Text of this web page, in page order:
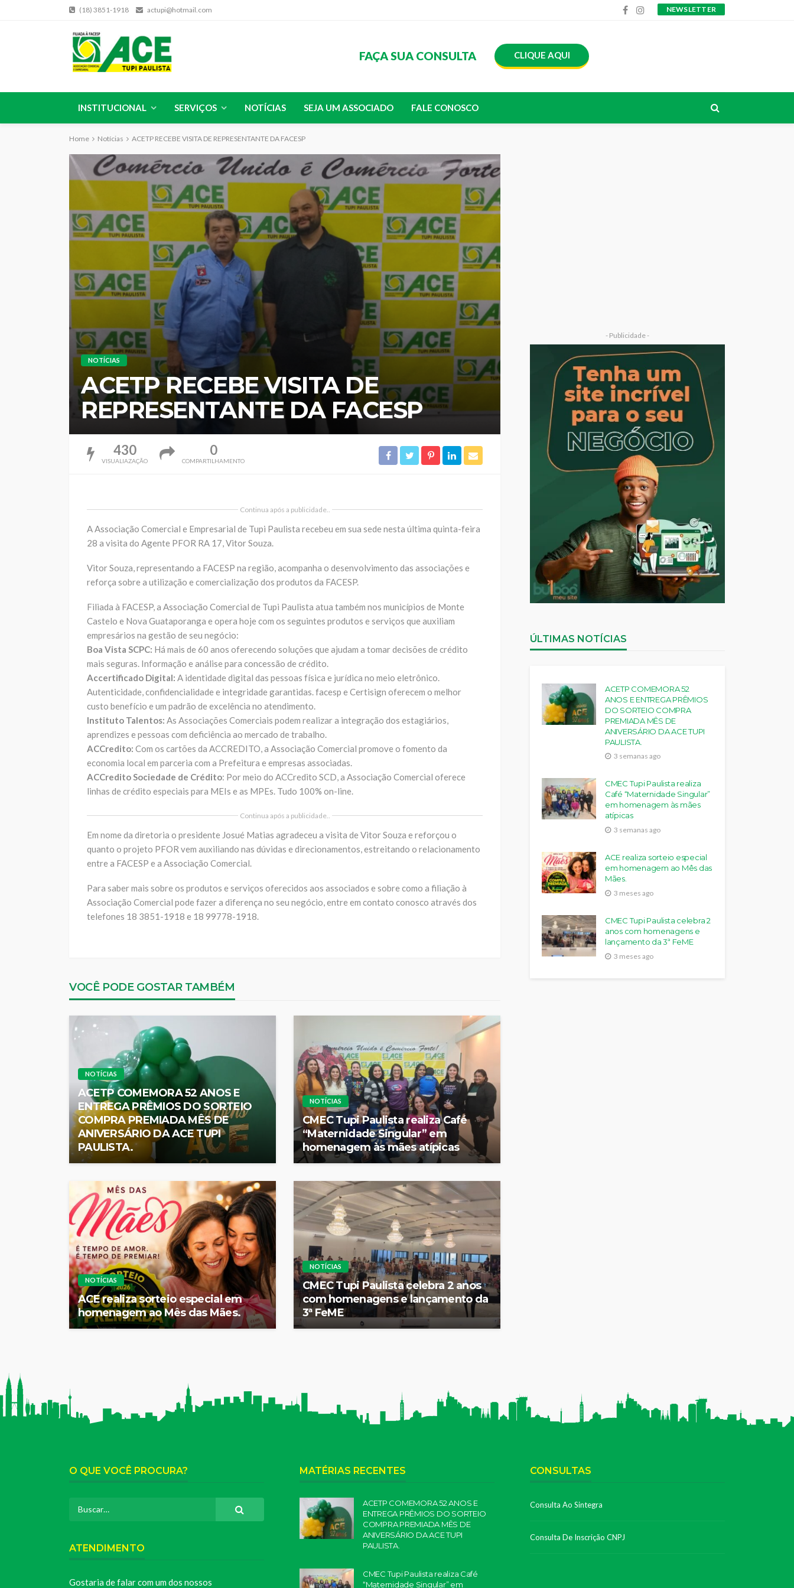
(18) 3851-1918 actupi@hotmail.com NEWSLETTER
FAÇA SUA CONSULTA CLIQUE AQUI
INSTITUCIONAL SERVIÇOS NOTÍCIAS SEJA UM ASSOCIADO FALE CONOSCO
Home Notícias ACETP RECEBE VISITA DE REPRESENTANTE DA FACESP
NOTÍCIAS
ACETP RECEBE VISITA DE
REPRESENTANTE DA FACESP
430
VISUALIAZAÇÃO
0
COMPARTILHAMENTO
Continua após a publicidade..
A Associação Comercial e Empresarial de Tupi Paulista recebeu em sua sede nesta última quinta-feira
28 a visita do Agente PFOR RA 17, Vitor Souza.
Vitor Souza, representando a FACESP na região, acompanha o desenvolvimento das associações e
reforça sobre a utilização e comercialização dos produtos da FACESP.
Filiada à FACESP, a Associação Comercial de Tupi Paulista atua também nos municípios de Monte
Castelo e Nova Guataporanga e opera hoje com os seguintes produtos e serviços que auxiliam
empresários na gestão de seu negócio:
Boa Vista SCPC: Há mais de 60 anos oferecendo soluções que ajudam a tomar decisões de crédito
mais seguras. Informação e análise para concessão de crédito.
Accertificado Digital: A identidade digital das pessoas física e jurídica no meio eletrônico.
Autenticidade, confidencialidade e integridade garantidas. facesp e Certisign oferecem o melhor
custo benefício e um padrão de excelência no atendimento.
Instituto Talentos: As Associações Comerciais podem realizar a integração dos estagiários,
aprendizes e pessoas com deficiência ao mercado de trabalho.
ACCredito: Com os cartões da ACCREDITO, a Associação Comercial promove o fomento da
economia local em parceria com a Prefeitura e empresas associadas.
ACCredito Sociedade de Crédito: Por meio do ACCredito SCD, a Associação Comercial oferece
linhas de crédito especiais para MEIs e as MPEs. Tudo 100% on-line.
Continua após a publicidade..
Em nome da diretoria o presidente Josué Matias agradeceu a visita de Vitor Souza e reforçou o
quanto o projeto PFOR vem auxiliando nas dúvidas e direcionamentos, estreitando o relacionamento
entre a FACESP e a Associação Comercial.
Para saber mais sobre os produtos e serviços oferecidos aos associados e sobre como a filiação à
Associação Comercial pode fazer a diferença no seu negócio, entre em contato conosco através dos
telefones 18 3851-1918 e 18 99778-1918.
VOCÊ PODE GOSTAR TAMBÉM
NOTÍCIAS
ACETP COMEMORA 52 ANOS E
ENTREGA PRÊMIOS DO SORTEIO
COMPRA PREMIADA MÊS DE
ANIVERSÁRIO DA ACE TUPI
PAULISTA.
NOTÍCIAS
CMEC Tupi Paulista realiza Café
“Maternidade Singular” em
homenagem às mães atípicas
NOTÍCIAS
ACE realiza sorteio especial em
homenagem ao Mês das Mães.
NOTÍCIAS
CMEC Tupi Paulista celebra 2 anos
com homenagens e lançamento da
3ª FeME
- Publicidade -
ÚLTIMAS NOTÍCIAS
ACETP COMEMORA 52
ANOS E ENTREGA PRÊMIOS
DO SORTEIO COMPRA
PREMIADA MÊS DE
ANIVERSÁRIO DA ACE TUPI
PAULISTA.
3 semanas ago
CMEC Tupi Paulista realiza
Café “Maternidade Singular”
em homenagem às mães
atípicas
3 semanas ago
ACE realiza sorteio especial
em homenagem ao Mês das
Mães.
3 meses ago
CMEC Tupi Paulista celebra 2
anos com homenagens e
lançamento da 3ª FeME
3 meses ago
O QUE VOCÊ PROCURA?
ATENDIMENTO
Gostaria de falar com um dos nossos
MATÉRIAS RECENTES
ACETP COMEMORA 52 ANOS E
ENTREGA PRÊMIOS DO SORTEIO
COMPRA PREMIADA MÊS DE
ANIVERSÁRIO DA ACE TUPI
PAULISTA.
CMEC Tupi Paulista realiza Café
“Maternidade Singular” em
CONSULTAS
Consulta Ao Sintegra
Consulta De Inscrição CNPJ